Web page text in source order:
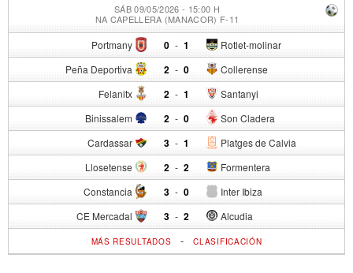
SÁB 09/05/2026 - 15:00 H
NA CAPELLERA (MANACOR) F-11
Portmany 0 - Rotlet-molinar
1
Peña Deportiva 2 - Collerense
0
Felanitx 2 - Santanyi
1
Binissalem 2 - Son Cladera
0
Cardassar 3 - Platges de Calvia
1
Llosetense 2 - Formentera
2
Constancia 3 - Inter Ibiza
0
CE Mercadal 3 - Alcudia
2
MÁS RESULTADOS -CLASIFICACIÓN